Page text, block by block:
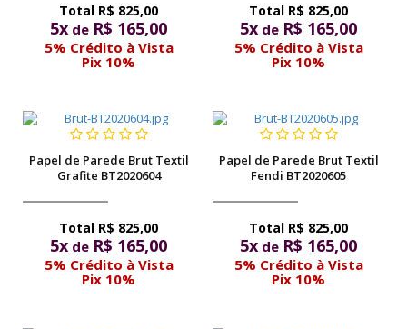
R$ 825,00
5x de R$ 165,00
5% Crédito à Vista
Pix 10%
R$ 825,00
5x de R$ 165,00
5% Crédito à Vista
Pix 10%
Papel de Parede Brut Textil
Grafite BT2020604
R$ 825,00
5x de R$ 165,00
5% Crédito à Vista
Pix 10%
Papel de Parede Brut Textil
Fendi BT2020605
R$ 825,00
5x de R$ 165,00
5% Crédito à Vista
Pix 10%